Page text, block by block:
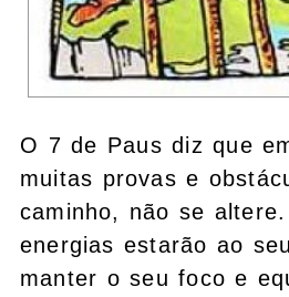
O 7 de Paus diz que
muitas provas e
caminho, não se
energias estarão ao
manter o seu foco e